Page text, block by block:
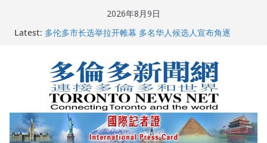
2026年8月9日
Latest: 龚晓华参加多伦多骄傲大游行 与市民分享竞选理念
特朗普称加拿大“不友善”并批评其领导层 卡尼：谈判事
关加拿大就业
2026加拿大青少年儿童绘画比赛颁奖典礼多伦多举行